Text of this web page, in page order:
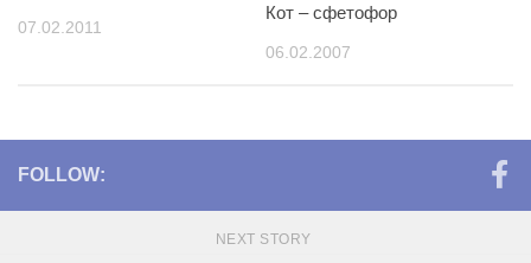
07.02.2011
Кот – сфетофор
06.02.2007
FOLLOW:
NEXT STORY